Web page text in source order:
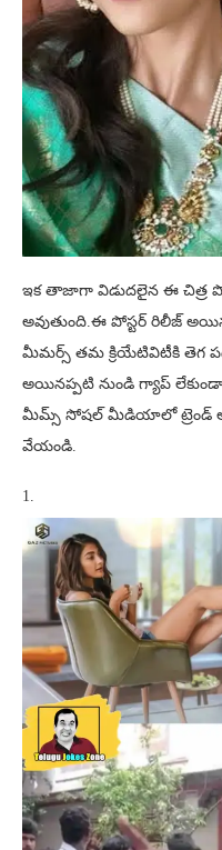
ఇక తాజాగా విడుదలైన ఈ చిత్ర
అవుతుంది.ఈ పోస్టర్ రిలీజ్
మీమర్స్ తమ క్రియేటివిటీకి తెగ
అయినప్పటి నుండి గ్యాప్
మీమ్స్ సోషల్ మీడియాలో ట్రెండ్
వేయండి.
1.